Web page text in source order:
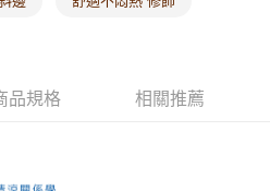
品規格 相關推薦